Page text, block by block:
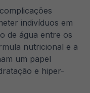
indivíduos em
de água entre os
nutricional e a
um papel
e hiper-